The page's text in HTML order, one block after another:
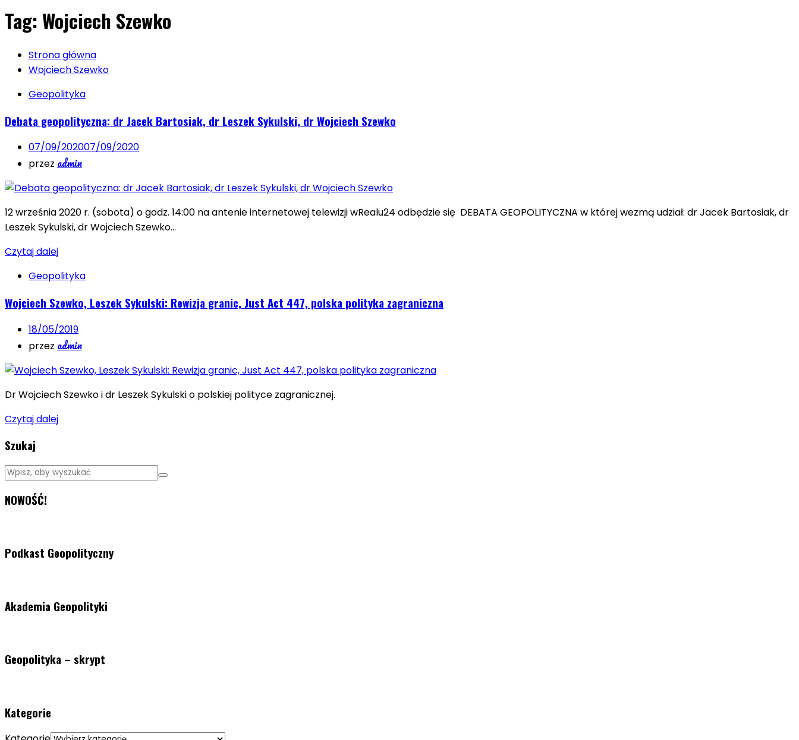
Tag: Wojciech Szewko
Strona główna
Wojciech Szewko
Geopolityka
Debata geopolityczna: dr Jacek Bartosiak, dr Leszek Sykulski, dr Wojciech Szewko
07/09/202007/09/2020
przez admin
12 września 2020 r. (sobota) o godz. 14:00 na antenie internetowej telewizji wRealu24 odbędzie się DEBATA GEOPOLITYCZNA w której wezmą udział: dr Jacek Bartosiak, dr
Leszek Sykulski, dr Wojciech Szewko…
Czytaj dalej
Geopolityka
Wojciech Szewko, Leszek Sykulski: Rewizja granic, Just Act 447, polska polityka zagraniczna
18/05/2019
przez admin
Dr Wojciech Szewko i dr Leszek Sykulski o polskiej polityce zagranicznej.
Czytaj dalej
Szukaj
NOWOŚĆ!
Podkast Geopolityczny
Akademia Geopolityki
Geopolityka – skrypt
Kategorie